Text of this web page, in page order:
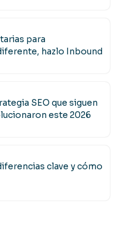
para
hazlo Inbound
SEO que siguen
este 2026
clave y cómo